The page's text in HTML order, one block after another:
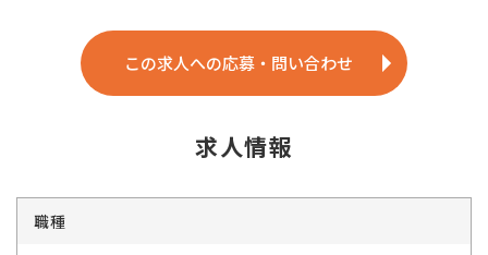
この求人への応募・問い合わせ
求人情報
職種